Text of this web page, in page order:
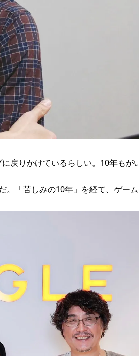
戻りかけているらしい。10年もが
。「苦しみの10年」を経て、ゲー